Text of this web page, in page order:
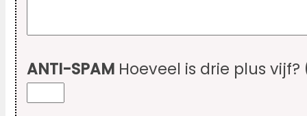
ANTI-SPAM Hoeveel is drie plus